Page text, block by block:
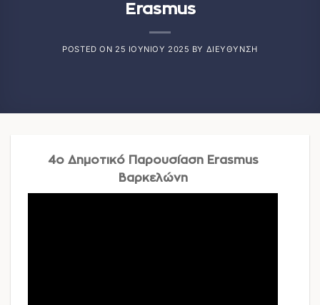
Erasmus
POSTED ON 25 ΙΟΥΝΊΟΥ 2025 BY ΔΙΕΎΘΥΝΣΗ
4o Δημοτικό Παρουσίαση Erasmus
Βαρκελώνη